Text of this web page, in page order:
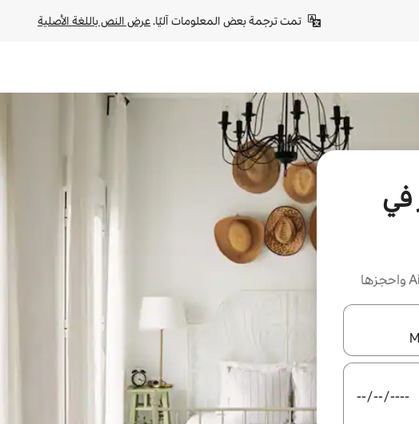
تمت ترجمة بعض المعلومات آليًا. عرض النص باللغة الأصلية
في
لأعلى ولأسفل أو استكشف عن طريق اللمس أو السحب.